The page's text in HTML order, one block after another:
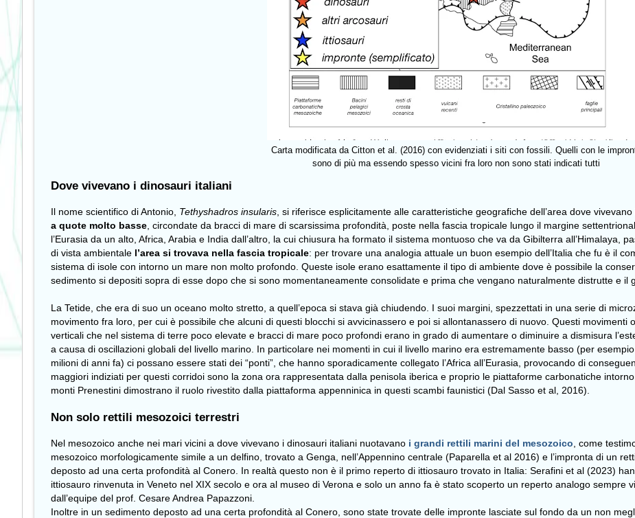
Carta modificata da Citton et al. (2016) con evidenziati i siti con fossili. Quelli con le
sono di più ma essendo spesso vicini fra loro non sono stati indicati tutti
Dove vivevano i dinosauri italiani
Il nome scientifico di Antonio, Tethyshadros insularis , si riferisce esplicitamente alle caratteristiche geografiche dell’area dove
a quote molto basse , circondate da bracci di mare di scarsissima profondità, poste nella fascia tropicale lungo il margine
l’Eurasia da un alto, Africa, Arabia e India dall’altro, la cui chiusura ha formato il sistema montuoso che va da Gibilterra all’Himalaya,
di vista ambientale l’area si trovava nella fascia tropicale: per trovare una analogia attuale un buon esempio dell’Italia che fu è il
sistema di isole con intorno un mare non molto profondo. Queste isole erano esattamente il tipo di ambiente dove è possibile la
sedimento si depositi sopra di esse dopo che si sono momentaneamente consolidate e prima che vengano naturalmente distrutte e il
La Tetide, che era di suo un oceano molto stretto, a quell’epoca si stava già chiudendo. I suoi margini, spezzettati in una serie di
movimento fra loro, per cui è possibile che alcuni di questi blocchi si avvicinassero e poi si allontanassero di nuovo. Questi
verticali che nel sistema di terre poco elevate e bracci di mare poco profondi erano in grado di aumentare o diminuire a dismisura
a causa di oscillazioni globali del livello marino. In particolare nei momenti in cui il livello marino era estremamente basso (per
milioni di anni fa) ci possano essere stati dei “ponti”, che hanno sporadicamente collegato l’Africa all’Eurasia, provocando di
maggiori indiziati per questi corridoi sono la zona ora rappresentata dalla penisola iberica e proprio le piattaforme carbonatiche
monti Prenestini dimostrano il ruolo rivestito dalla piattaforma appenninica in questi scambi faunistici (Dal Sasso et al, 2016)
Non solo rettili mesozoici terrestri
Nel mesozoico anche nei mari vicini a dove vivevano i dinosauri italiani nuotavano i grandi rettili marini del mesozoico , come
mesozoico morfologicamente simile a un delfino, trovato a Genga, nell’Appennino centrale (Paparella et al 2016) e l’impronta di un
deposto ad una certa profondità al Conero. In realtà questo non è il primo reperto di ittiosauro trovato in Italia: Serafini et al (2023)
ittiosauro rinvenuta in Veneto nel XIX secolo e ora al museo di Verona e solo un anno fa è stato scoperto un reperto analogo sempre
dall’equipe del prof. Cesare Andrea Papazzoni.
Inoltre in un sedimento deposto ad una certa profondità al Conero, sono state trovate delle impronte lasciate sul fondo da un non